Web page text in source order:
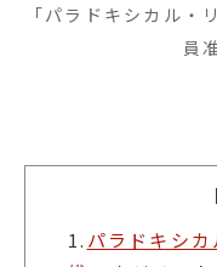
「パラドキシカル・
員
1. パラドキシ